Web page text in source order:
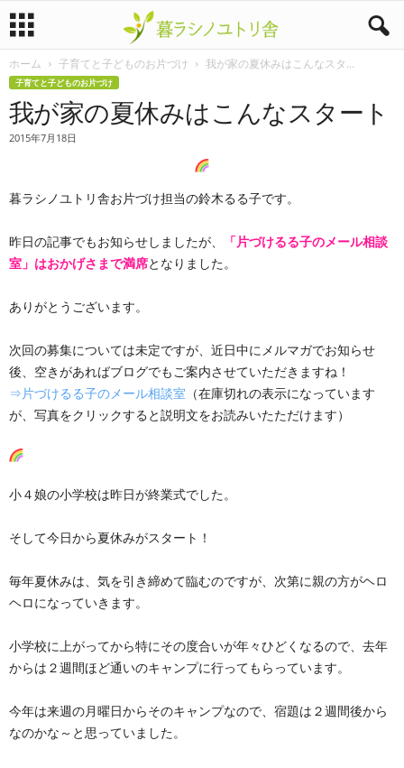
暮
ラ
ノ
ト
リ
舎
ホーム 子育てと子どものお片づけ 我が家の夏休みはこんなスタ...
子育てと子どものお片づけ
我が家の夏休みはこんなスタート
2015年7月18日
暮ラシノユトリ舎お片づけ担当の鈴木るる子です。
昨日の記事でもお知らせしましたが、
「片づけるる子のメール相談
室」はおかげさまで満席となりました。
ありがとうございます。
次回の募集については未定ですが、近日中にメルマガでお知らせ
後、空きがあればブログでもご案内させていただきますね！
⇒片づけるる子のメール相談室 （在庫切れの表示になっています
が、写真をクリックすると説明文をお読みいたただけます）
小４娘の小学校は昨日が終業式でした。
そして今日から夏休みがスタート！
毎年夏休みは、気を引き締めて臨むのですが、次第に親の方がヘロ
ヘロになっていきます。
小学校に上がってから特にその度合いが年々ひどくなるので、去年
からは２週間ほど通いのキャンプに行ってもらっています。
今年は来週の月曜日からそのキャンプなので、宿題は２週間後から
なのかな～と思っていました。